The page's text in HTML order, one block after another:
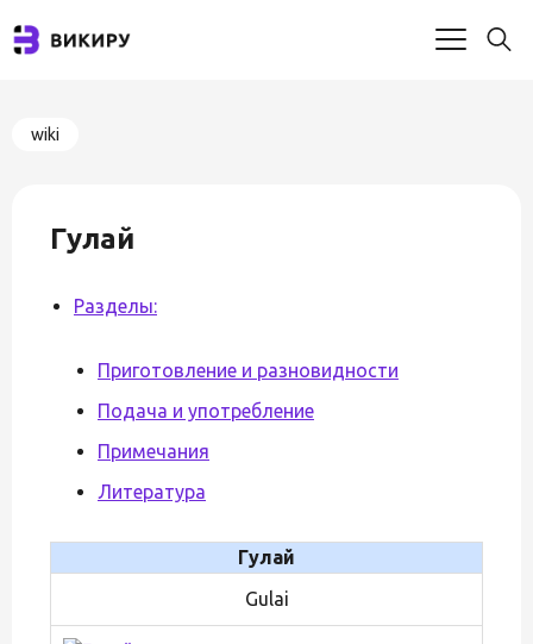
wiki
Гулай
Разделы:
Приготовление и разновидности
Подача и употребление
Примечания
Литература
Гулай
Gulai